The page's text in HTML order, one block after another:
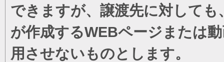
できますが、譲渡先に対して
が作成するWEBページまたは
用させないものとします。